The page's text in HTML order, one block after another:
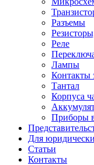
Разъемы
Реле
Лампы
Контакты
Тантал
Корпуса
Приборы
Для
Статьи
Контакты